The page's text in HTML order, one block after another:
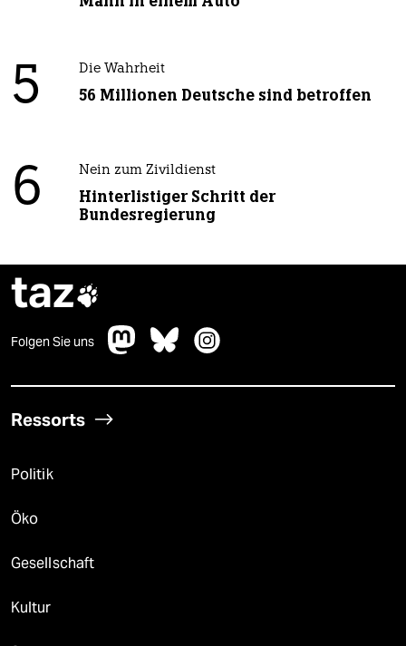
5 Die Wahrheit
56 Millionen Deutsche sind betroffen
6 Nein zum Zivildienst
Hinterlistiger Schritt der
Bundesregierung
taz
Folgen Sie uns
Ressorts
Politik
Öko
Gesellschaft
Kultur